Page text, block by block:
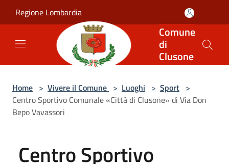
Regione Lombardia
Comune
di
Clusone
Home > Vivere il Comune > Luoghi > Sport >
Centro Sportivo Comunale «Città di Clusone» di Via Don
Bepo Vavassori
Centro Sportivo